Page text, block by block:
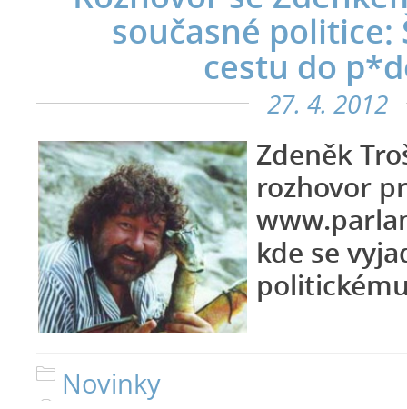
současné politice:
cestu do
27. 4. 2012
Zdeněk
rozhovor
kde se
Novinky